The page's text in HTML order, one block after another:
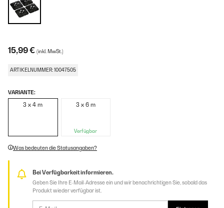
15,99 € (inkl. MwSt.)
ARTIKELNUMMER: 10047505
VARIANTE:
3 x 4 m 3 x 6 m
Verfügbar
Was bedeuten die Statusangaben?
Bei Verfügbarkeit informieren.
Geben Sie Ihre E-Mail-Adresse ein und wir benachrichtigen Sie, sobald das
Produkt wieder verfügbar ist.